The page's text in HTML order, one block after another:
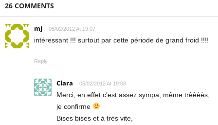
26 COMMENTS
mj 05/02/2012 At 19:07
intéressant !!! surtout par cette période de grand froid !!!!
Reply
Clara 05/02/2012 At 19:08
Merci, en effet c’est assez sympa, même trèèèès,
je confirme
Bises bises et à très vite,